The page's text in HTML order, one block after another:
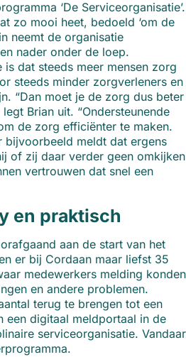
‘De Serviceorganisatie’.
zo mooi heet, bedoeld ‘om de
neemt de organisatie
nader onder de loep.
dat steeds meer mensen zorg
steeds minder zorgverleners en
“Dan moet je de zorg dus beter
Brian uit. “Ondersteunende
de zorg efficiënter te maken.
bijvoorbeeld meldt dat ergens
of zij daar verder geen omkijken
vertrouwen dat snel een
en praktisch
aan de start van het
er bij Cordaan maar liefst 35
medewerkers melding konden
en andere problemen.
terug te brengen tot een
een digitaal meldportaal in de
serviceorganisatie. Vandaar